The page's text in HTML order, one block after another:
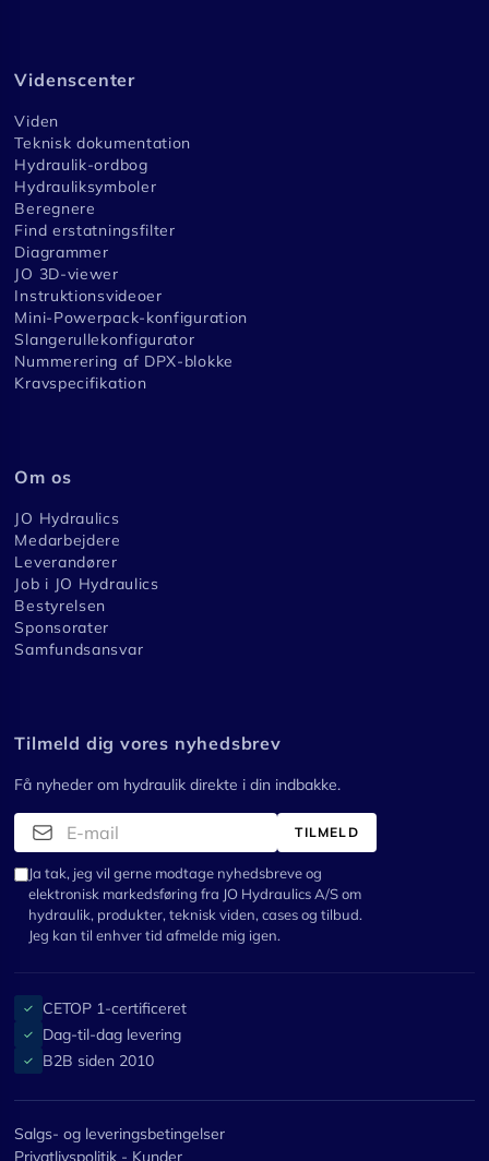
Videnscenter
Viden
Teknisk dokumentation
Hydraulik-ordbog
Hydrauliksymboler
Beregnere
Find erstatningsfilter
Diagrammer
JO 3D-viewer
Instruktionsvideoer
Mini-Powerpack-konfiguration
Slangerullekonfigurator
Nummerering af DPX-blokke
Kravspecifikation
Om os
JO Hydraulics
Medarbejdere
Leverandører
Job i JO Hydraulics
Bestyrelsen
Sponsorater
Samfundsansvar
Tilmeld dig vores nyhedsbrev
Få nyheder om hydraulik direkte i din indbakke.
TILMELD
Ja tak, jeg vil gerne modtage nyhedsbreve og
elektronisk markedsføring fra JO Hydraulics A/S om
hydraulik, produkter, teknisk viden, cases og tilbud.
Jeg kan til enhver tid afmelde mig igen.
✓ CETOP 1-certificeret
✓ Dag-til-dag levering
✓ B2B siden 2010
Salgs- og leveringsbetingelser
Privatlivspolitik - Kunder